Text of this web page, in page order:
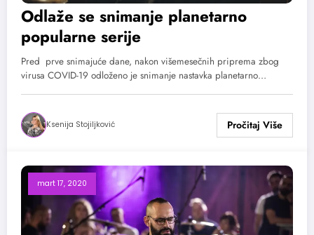
Odlaže se snimanje planetarno
popularne serije
Pred prve snimajuće dane, nakon višemesečnih priprema zbog
virusa COVID-19 odloženo je snimanje nastavka planetarno…
Ksenija Stojiljković
mart 17, 2020